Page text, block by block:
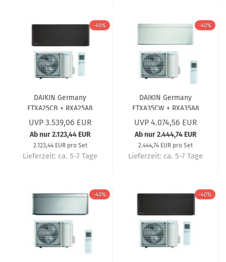
-40%
DAIKIN Germany
FTXA25CB + RXA25A8
Wandgerät-Set Stylish
Schwarz (5 Jahre
Garantie) 2,5 kW
UVP 3.539,06 EUR
Ab nur 2.123,44 EUR
2.123,44 EUR pro Set
Lieferzeit: ca. 5-7 Tage
-40%
DAIKIN Germany
FTXA35CW + RXA35A8
Wandgerät-Set Stylish
Weiß (5 Jahre
Garantie) 3,4 kW
UVP 4.074,56 EUR
Ab nur 2.444,74 EUR
2.444,74 EUR pro Set
Lieferzeit: ca. 5-7 Tage
-40% -40%